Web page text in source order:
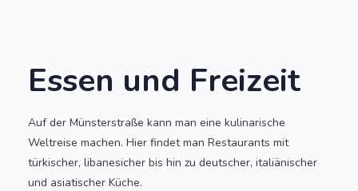
Essen und Freizeit
Auf der Münsterstraße kann man eine kulinarische
Weltreise machen. Hier findet man Restaurants mit
türkischer, libanesicher bis hin zu deutscher, italiänischer
und asiatischer Küche.